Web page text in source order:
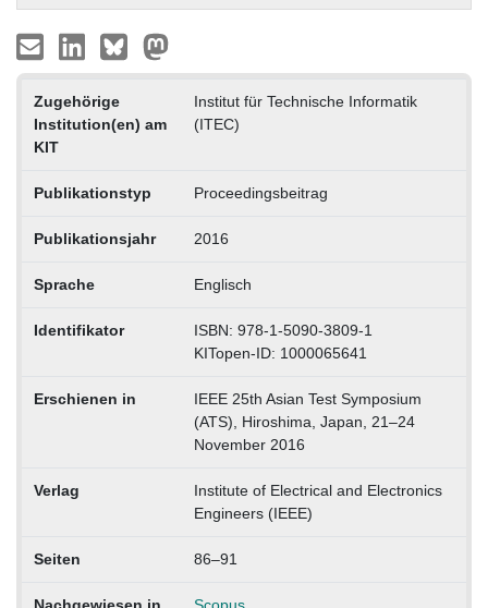
Zugehörige
Institution(en) am
KIT
Institut für Technische Informatik
(ITEC)
Publikationstyp Proceedingsbeitrag
Publikationsjahr 2016
Sprache Englisch
Identifikator
ISBN: 978-1-5090-3809-1
KITopen-ID: 1000065641
Erschienen in
IEEE 25th Asian Test Symposium
(ATS), Hiroshima, Japan, 21–24
November 2016
Verlag
Institute of Electrical and Electronics
Engineers (IEEE)
Seiten 86–91
Nachgewiesen in Scopus